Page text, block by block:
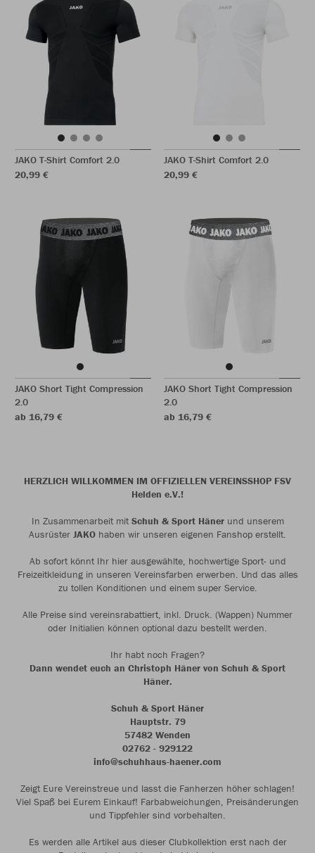
JAKO T-Shirt Comfort 2.0
20,99 €
JAKO T-Shirt Comfort 2.0
20,99 €
JAKO Short Tight Compression
2.0
ab 16,79 €
JAKO Short Tight Compression
2.0
ab 16,79 €
HERZLICH WILLKOMMEN IM OFFIZIELLEN VEREINSSHOP FSV
Helden e.V.!
In Zusammenarbeit mit Schuh & Sport Häner und unserem
Ausrüster JAKO haben wir unseren eigenen Fanshop erstellt.
Ab sofort könnt Ihr hier ausgewählte, hochwertige Sport- und
Freizeitkleidung in unseren Vereinsfarben erwerben. Und das alles
zu tollen Konditionen und einem super Service.
Alle Preise sind vereinsrabattiert, inkl. Druck. (Wappen) Nummer
oder Initialien können optional dazu bestellt werden.
Ihr habt noch Fragen?
Dann wendet euch an Christoph Häner von Schuh & Sport
Häner.
Schuh & Sport Häner
Hauptstr. 79
57482 Wenden
02762 - 929122
info@schuhhaus-haener.com
Zeigt Eure Vereinstreue und lasst die Fanherzen höher schlagen!
Viel Spaß bei Eurem Einkauf! Farbabweichungen, Preisänderungen
und Tippfehler sind vorbehalten.
Es werden alle Artikel aus dieser Clubkollektion erst nach der